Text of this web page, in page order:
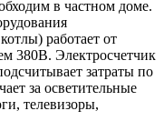
в частном доме.
работает от
380В. Электросчетчик
затраты по
за осветительные
телевизоры,